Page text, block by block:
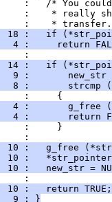
:   /* You
:    * really
:    *
18 :   if
4 :     return
:
14 :   if
9 :       new_str
8 :       strcmp
:     {
4 :       g_free
4 :       return
:     }
:
10 :   g_free
10 :
10 :   new_str =
:
10 :   return TRUE;
9 : }